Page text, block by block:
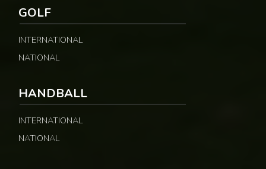
GOLF
INTERNATIONAL
NATIONAL
HANDBALL
INTERNATIONAL
NATIONAL